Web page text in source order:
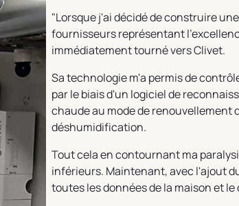
"Lorsque j'ai décidé de construire
fournisseurs représentant
immédiatement tourné vers Clivet.
Sa technologie m'a permis de
par le biais d'un logiciel de
chaude au mode de renouvellement
déshumidification.
Tout cela en contournant ma
inférieurs. Maintenant, avec l'ajout
toutes les données de la maison et